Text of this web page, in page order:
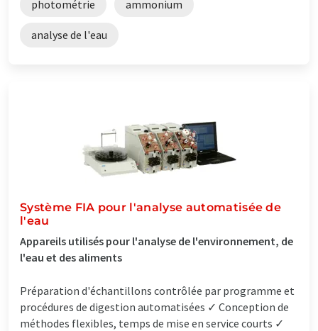
photométrie ammonium
analyse de l'eau
Système FIA pour l'analyse automatisée de
l'eau
Appareils utilisés pour l'analyse de l'environnement, de
l'eau et des aliments
Préparation d'échantillons contrôlée par programme et
procédures de digestion automatisées ✓ Conception de
méthodes flexibles, temps de mise en service courts ✓